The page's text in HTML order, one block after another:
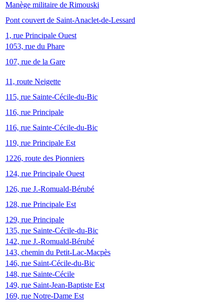
Manège militaire de Rimouski
Pont couvert de Saint-Anaclet-de-Lessard
1, rue Principale Ouest
1053, rue du Phare
107, rue de la Gare
11, route Neigette
115, rue Sainte-Cécile-du-Bic
116, rue Principale
116, rue Sainte-Cécile-du-Bic
119, rue Principale Est
1226, route des Pionniers
124, rue Principale Ouest
126, rue J.-Romuald-Bérubé
128, rue Principale Est
129, rue Principale
135, rue Sainte-Cécile-du-Bic
142, rue J.-Romuald-Bérubé
143, chemin du Petit-Lac-Macpès
146, rue Saint-Cécile-du-Bic
148, rue Sainte-Cécile
149, rue Saint-Jean-Baptiste Est
169, rue Notre-Dame Est